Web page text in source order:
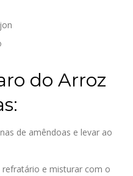
do Arroz
de amêndoas e levar ao
e misturar com o